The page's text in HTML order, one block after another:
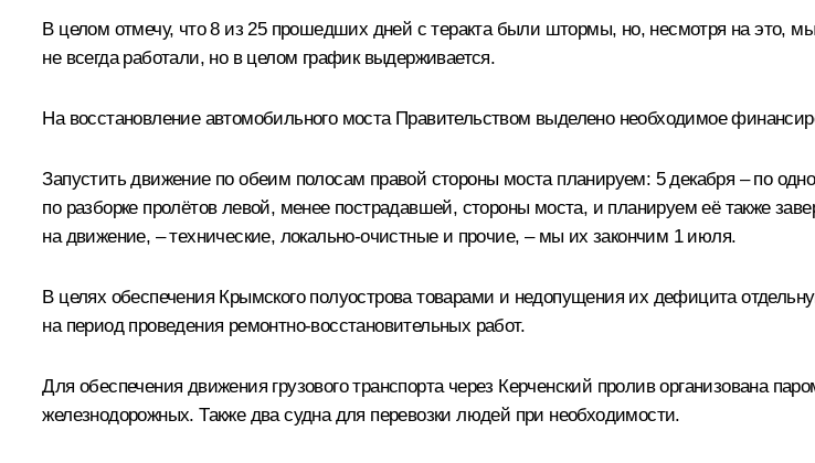
В целом отмечу, что 8 из 25 прошедших дней с теракта были штормы, но, несмотря на это,
не всегда работали, но в целом график выдерживается.
На восстановление автомобильного моста Правительством выделено необходимое
Запустить движение по обеим полосам правой стороны моста планируем: 5 декабря – по
по разборке пролётов левой, менее пострадавшей, стороны моста, и планируем её также
на движение, – технические, локально-очистные и прочие, – мы их закончим 1 июля.
В целях обеспечения Крымского полуострова товарами и недопущения их дефицита
на период проведения ремонтно-восстановительных работ.
Для обеспечения движения грузового транспорта через Керченский пролив организована
железнодорожных. Также два судна для перевозки людей при необходимости.